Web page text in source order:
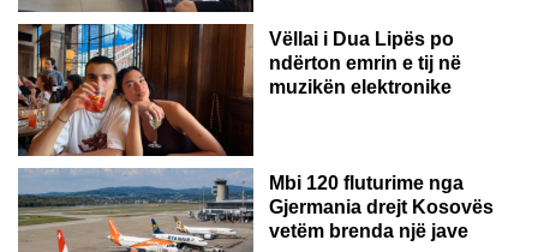
Vëllai i Dua Lipës po
ndërton emrin e tij në
muzikën elektronike
GJERMANI
Mbi 120 fluturime nga
Gjermania drejt Kosovës
vetëm brenda një jave